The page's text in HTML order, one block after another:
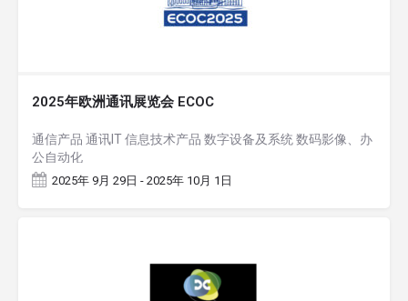
2025年欧洲通讯展览会 ECOC
通信产品 通讯IT 信息技术产品 数字设备及系统 数码影像、办
公自动化
2025年 9月 29日 - 2025年 10月 1日